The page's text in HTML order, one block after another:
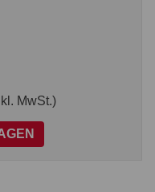
MwSt.)